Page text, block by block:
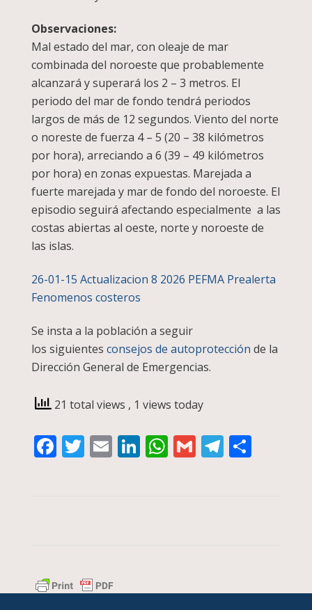
Observaciones:
Mal estado del mar, con oleaje de mar
combinada del noroeste que probablemente
alcanzará y superará los 2 – 3 metros. El
periodo del mar de fondo tendrá periodos
largos de más de 12 segundos. Viento del norte
o noreste de fuerza 4 – 5 (20 – 38 kilómetros
por hora), arreciando a 6 (39 – 49 kilómetros
por hora) en zonas expuestas. Marejada a
fuerte marejada y mar de fondo del noroeste. El
episodio seguirá afectando especialmente a las
costas abiertas al oeste, norte y noroeste de
las islas.
26-01-15 Actualizacion 8 2026 PEFMA Prealerta
Fenomenos costeros
Se insta a la población a seguir
los siguientes consejos de autoprotección de la
Dirección General de Emergencias.
21 total views , 1 views today
Facebook
Twitter
EmailLinkedIn
WhatsApp
Gmail